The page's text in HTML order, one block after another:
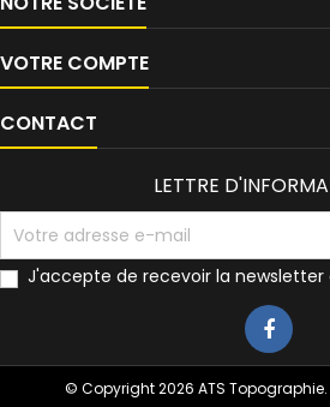
VOTRE COMPTE
CONTACT
LETTRE
J'accepte de recevoir la newsletter
© Copyright 2026 ATS Topographie.